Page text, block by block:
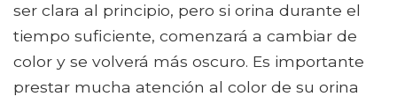
ser clara al principio, pero si orina durante el
tiempo suficiente, comenzará a cambiar de
color y se volverá más oscuro. Es importante
prestar mucha atención al color de su orina